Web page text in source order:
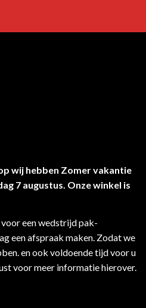
wij hebben Zomer vakantie
7 augustus. Onze winkel is
een wedstrijd pak-
een afspraak maken. Zodat we
en ook voldoende tijd voor u
voor meer informatie hierover.